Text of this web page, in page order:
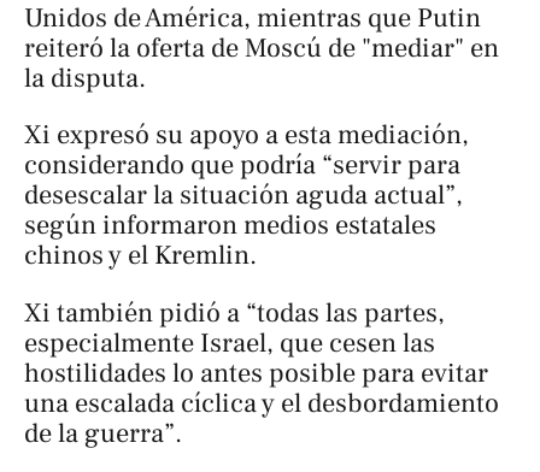
Unidos de América, mientras que Putin
reiteró la oferta de Moscú de "mediar" en
la disputa.
Xi expresó su apoyo a esta mediación,
considerando que podría “servir para
desescalar la situación aguda actual”,
según informaron medios estatales
chinos y el Kremlin.
Xi también pidió a “todas las partes,
especialmente Israel, que cesen las
hostilidades lo antes posible para evitar
una escalada cíclica y el desbordamiento
de la guerra”.